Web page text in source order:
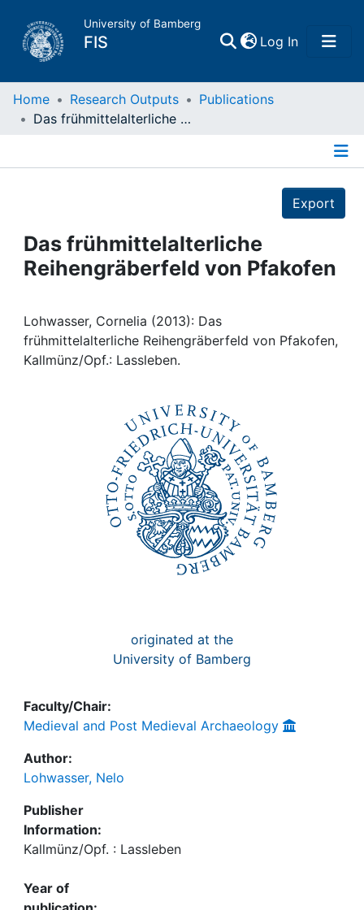
University of Bamberg
FIS Log In(current)
Home
Projects
People
Institutions
Awards
Home Research Outputs
Publications
Das frühmittelalterliche Reihengräberfeld von Pfakofen
Export
Das frühmittelalterliche
Reihengräberfeld von Pfakofen
Lohwasser, Cornelia (2013): Das
frühmittelalterliche Reihengräberfeld von Pfakofen,
Kallmünz/Opf.: Lassleben.
originated at the
University of Bamberg
Faculty/Chair:
Medieval and Post Medieval Archaeology
Author:
Lohwasser, Nelo
Publisher
Information:
Kallmünz/Opf. : Lassleben
Year of